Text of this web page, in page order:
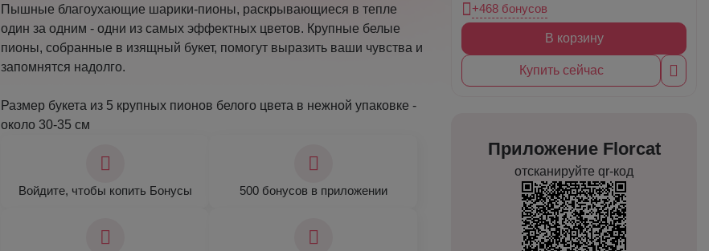
Пышные благоухающие шарики-пионы, раскрывающиеся в тепле
один за одним - одни из самых эффектных цветов. Крупные белые
пионы, собранные в изящный букет, помогут выразить ваши чувства и
запомнятся надолго.
Размер букета из 5 крупных пионов белого цвета в нежной упаковке -
около 30-35 см
Войдите, чтобы копить Бонусы 500 бонусов в приложении
+468 бонусов
В корзину
Купить сейчас
Приложение Florcat
отсканируйте qr-код